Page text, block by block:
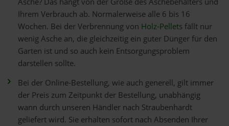
Ihrem Verbrauch ab. Normalerweise alle 6 bis 16
Wochen. Bei der Verbrennung von Holz-Pelletsfällt nur
wenig Asche an, die gleichzeitig ein guter Dünger für den
Garten ist und so auch kein Entsorgungsproblem
darstellen sollte.
Bei der Online-Bestellung, wie auch generell, gilt immer
der Preis zum Zeitpunkt der Bestellung, unabhängig
wann durch unseren Händler nach Straubenhardt
geliefert wird. Sie erhalten sofort nach Absenden Ihrer